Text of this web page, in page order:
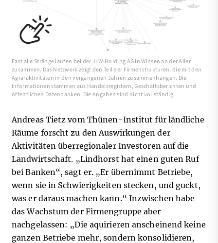
Fast alle Stränge laufen bei der JLW-Holding AG in Winsen an der Aller
zusammen. Das Netzwerk zeigt den Teil der Firmenstrukturen, die mit den
Agraraktivitäten in den vergangenen Jahren zusammenhängen. Die
Informationen stammen aus Handelsregistern, Geschäftsberichten und
öffentlichen Datenbanken. Die Angaben sind nicht vollständig.
Andreas Tietz vom Thünen-Institut für ländliche
Räume forscht zu den Auswirkungen der
Aktivitäten überregionaler Investoren auf die
Landwirtschaft. „Lindhorst hat einen guten Ruf
bei Banken“, sagt er. „Er übernimmt Betriebe,
wenn sie in Schwierigkeiten stecken, und guckt,
was er daraus machen kann.“ Inzwischen habe
das Wachstum der Firmengruppe aber
nachgelassen: „Die aquirieren anscheinend keine
ganzen Betriebe mehr, sondern konsolidieren,